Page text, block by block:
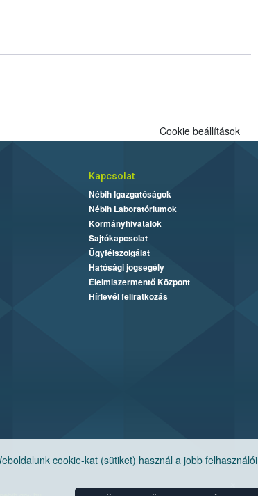
cookie-kat (sütiket) használ a jobb felhasználói
Cookie beállítások
Kapcsolat
Nébih Igazgatóságok
Nébih Laboratóriumok
Kormányhivatalok
Sajtókapcsolat
Ügyfélszolgálat
Hatósági jogsegély
Élelmiszermentő Központ
Hírlevél feliratkozás